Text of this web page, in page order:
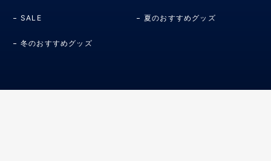
SALE 夏のおすすめグッズ
冬のおすすめグッズ